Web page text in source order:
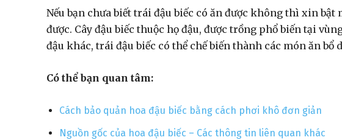
Nếu bạn chưa biết trái đậu biếc có ăn được không thì xin bật
được. Cây đậu biếc thuộc họ đậu, được trồng phổ biến tại
đậu khác, trái đậu biếc có thể chế biến thành các món ăn bổ
Có thể bạn quan tâm:
Cách bảo quản hoa đậu biếc bằng cách phơi khô đơn giản
Nguồn gốc của hoa đậu biếc – Các thông tin liên quan khác